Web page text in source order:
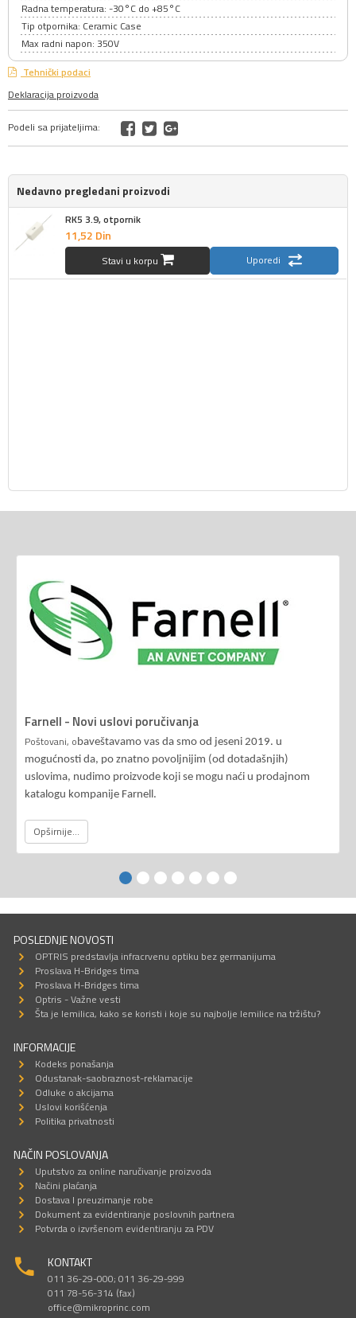
Radna temperatura: -30°C do +85°C
Tip otpornika: Ceramic Case
Max radni napon: 350V
Tehnički podaci
Deklaracija proizvoda
Podeli sa prijateljima:
Nedavno pregledani proizvodi
RK5 3.9, otpornik
11,52 Din
Stavi u korpu Uporedi
Farnell - Novi uslovi poručivanja
Poštovani, obaveštavamo vas da smo od jeseni 2019. u
mogućnosti da, po znatno povoljnijim (od dotadašnjih)
uslovima, nudimo proizvode koji se mogu naći u prodajnom
katalogu kompanije Farnell.
Opširnije...
POSLEDNJE NOVOSTI
OPTRIS predstavlja infracrvenu optiku bez germanijuma
Proslava H-Bridges tima
Proslava H-Bridges tima
Optris - Važne vesti
Šta je lemilica, kako se koristi i koje su najbolje lemilice na tržištu?
INFORMACIJE
Kodeks ponašanja
Odustanak-saobraznost-reklamacije
Odluke o akcijama
Uslovi korišćenja
Politika privatnosti
NAČIN POSLOVANJA
Uputstvo za online naručivanje proizvoda
Načini plaćanja
Dostava I preuzimanje robe
Dokument za evidentiranje poslovnih partnera
Potvrda o izvršenom evidentiranju za PDV
KONTAKT
011 36-29-000; 011 36-29-999
011 78-56-314 (fax)
office@mikroprinc.com